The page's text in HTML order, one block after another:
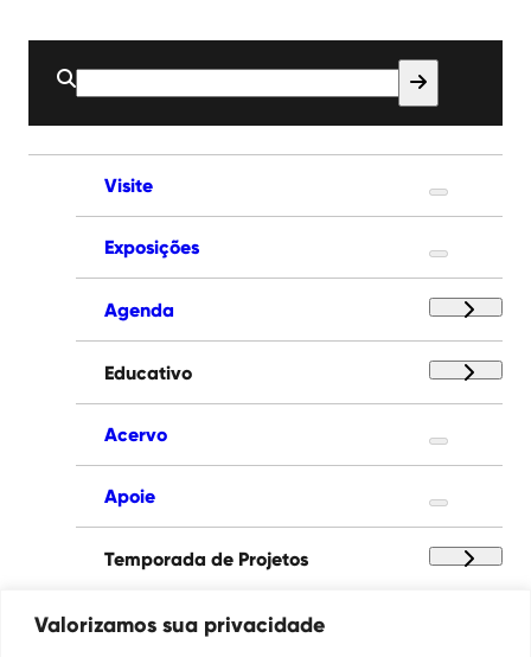
Valorizamos sua privacidade
Buscar
por:
Visite
Exposições
Agenda
Educativo
Acervo
Apoie
Temporada de Projetos
Paço das Artes